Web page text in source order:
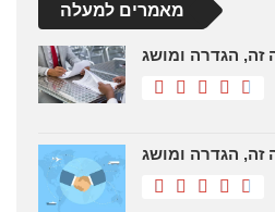
מאמרים למעלה
זה, הגדרה ומושג
זה, הגדרה ומושג